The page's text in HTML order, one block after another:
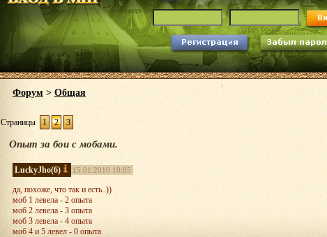
Форум > Общая
Страницы 1 2 3
Опыт за бои с мобами.
LuckyJho(6) 15.01.2010 10:05
да, похоже, что так и есть..))
моб 1 левела - 2 опыта
моб 2 левела - 3 опыта
моб 3 левела - 4 опыта
моб 4 и 5 левел - 0 опыта